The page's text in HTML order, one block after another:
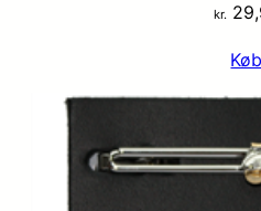
kr.
Køb